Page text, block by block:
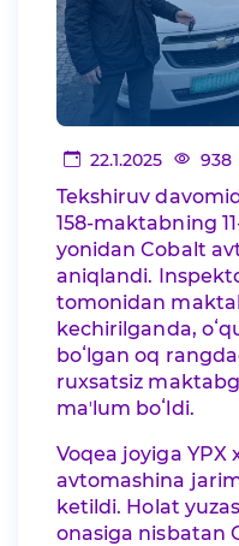
22.1.2025 938
Tekshiruv
158-maktabning
yonidan Cobalt
aniqlandi.
tomonidan
kechirilganda,
boʻlgan oq
ruxsatsiz
maʼlum boʻldi.
Voqea joyiga
avtomashina
ketildi. Holat
onasiga nisbatan